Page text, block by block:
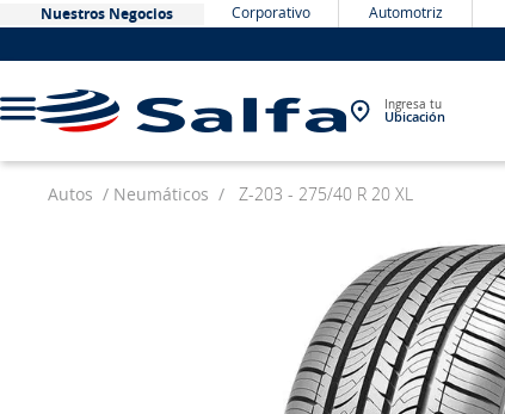
Nuestros Negocios Corporativo Automotriz
Ingresa tu
Ubicación
Autos Neumáticos Z-203 - 275/40 R 20 XL